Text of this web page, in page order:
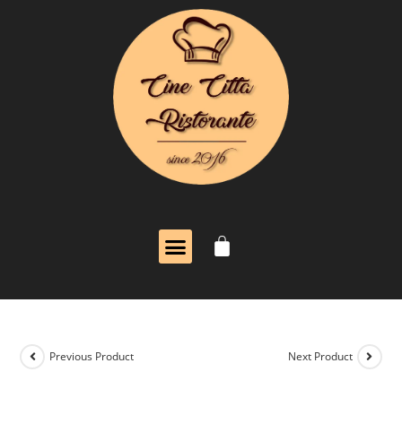
Previous Product Next Product